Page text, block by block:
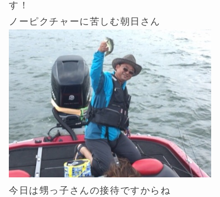
す！
ノーピクチャーに苦しむ朝日さん
今日は甥っ子さんの接待ですからね